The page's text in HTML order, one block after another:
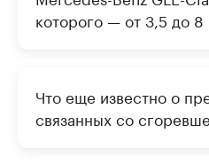
которого — от 3,5 до 8
Что еще известно о
связанных со